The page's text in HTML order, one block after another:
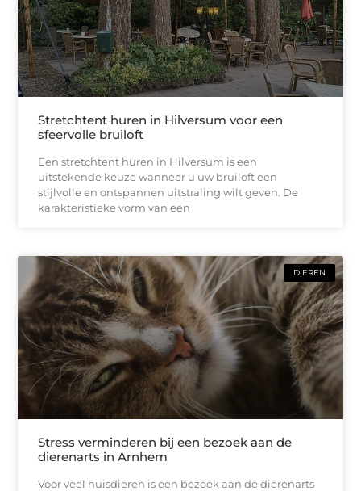
Stretchtent huren in Hilversum voor een
sfeervolle bruiloft
Een stretchtent huren in Hilversum is een
uitstekende keuze wanneer u uw bruiloft een
stijlvolle en ontspannen uitstraling wilt geven. De
karakteristieke vorm van een
DIEREN
Stress verminderen bij een bezoek aan de
dierenarts in Arnhem
Voor veel huisdieren is een bezoek aan de dierenarts